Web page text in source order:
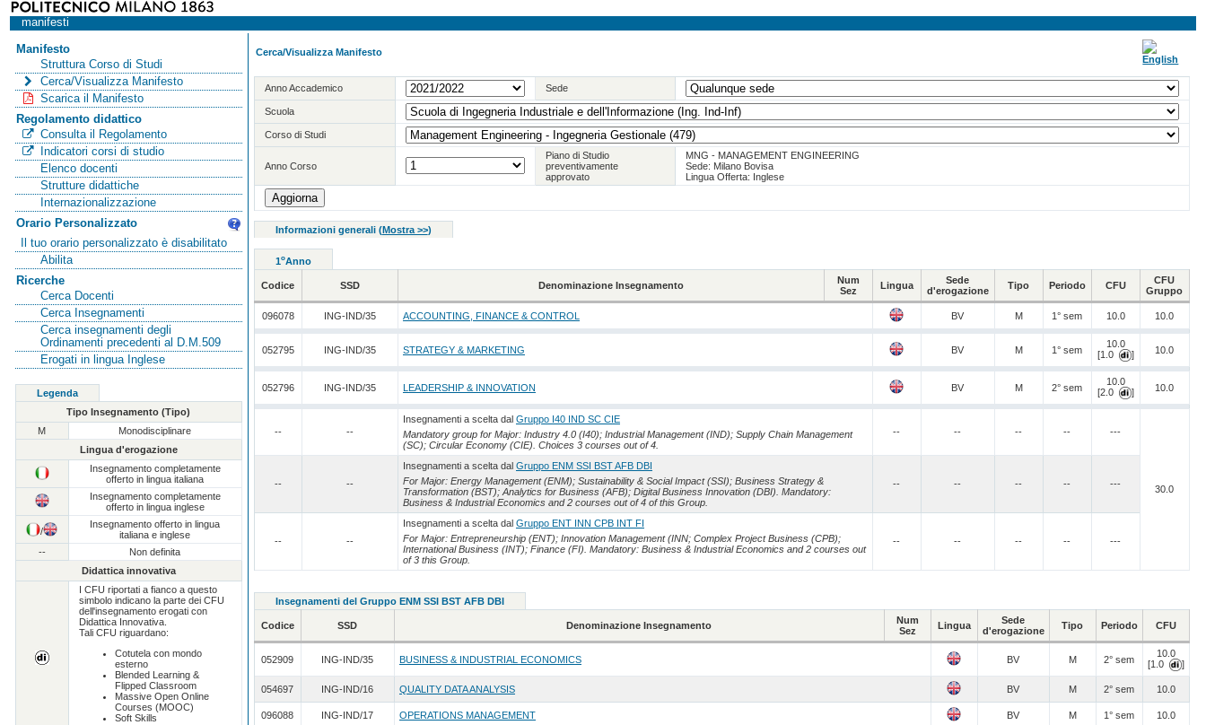
manifesti
Manifesto
Struttura Corso di Studi
Cerca/Visualizza Manifesto
Scarica il Manifesto
Regolamento didattico
Consulta il Regolamento
Indicatori corsi di studio
Elenco docenti
Strutture didattiche
Internazionalizzazione
Orario Personalizzato
Il tuo orario personalizzato è disabilitato
Abilita
Ricerche
Cerca Docenti
Cerca Insegnamenti
Cerca insegnamenti degli
Ordinamenti precedenti al D.M.509
Erogati in lingua Inglese
Legenda
Tipo Insegnamento (Tipo)
M
Monodisciplinare
Lingua d'erogazione
Insegnamento completamente
offerto in lingua italiana
Insegnamento completamente
offerto in lingua inglese
/
Insegnamento offerto in lingua
italiana e inglese
--
Non definita
Didattica innovativa
I CFU riportati a fianco a questo
simbolo indicano la parte dei CFU
dell'insegnamento erogati con
Didattica Innovativa.
Tali CFU riguardano:
Cotutela con mondo
esterno
Blended Learning &
Flipped Classroom
Massive Open Online
Courses (MOOC)
Soft Skills
Cerca/Visualizza Manifesto
Anno Accademico Sede
Scuola
Corso di Studi
Anno Corso
Piano di Studio
preventivamente
approvato
MNG - MANAGEMENT ENGINEERING
Sede: Milano Bovisa
Lingua Offerta: Inglese
Informazioni generali (Mostra >>)
1oAnno
Codice SSD Denominazione Insegnamento
Num
Sez
Lingua
Sede
d'erogazione
Tipo Periodo CFU
CFU
Gruppo
096078 ING-IND/35 ACCOUNTING, FINANCE & CONTROL BV M 1° sem 10.0 10.0
052795 ING-IND/35 STRATEGY & MARKETING BV M 1° sem
10.0
[1.0
] 10.0
052796 ING-IND/35 LEADERSHIP & INNOVATION BV M 2° sem
10.0
[2.0
] 10.0
-- --
Insegnamenti a scelta dal Gruppo I40 IND SC CIE
Mandatory group for Major: Industry 4.0 (I40); Industrial Management (IND); Supply Chain Management
(SC); Circular Economy (CIE). Choices 3 courses out of 4.
-- -- -- -- ---
30.0
-- --
Insegnamenti a scelta dal Gruppo ENM SSI BST AFB DBI
For Major: Energy Management (ENM); Sustainability & Social Impact (SSI); Business Strategy &
Transformation (BST); Analytics for Business (AFB); Digital Business Innovation (DBI). Mandatory:
Business & Industrial Economics and 2 courses out of 4 of this Group.
-- -- -- -- ---
-- --
Insegnamenti a scelta dal Gruppo ENT INN CPB INT FI
For Major: Entrepreneurship (ENT); Innovation Management (INN; Complex Project Business (CPB);
International Business (INT); Finance (FI). Mandatory: Business & Industrial Economics and 2 courses out
of 3 this Group.
-- -- -- -- ---
Insegnamenti del Gruppo ENM SSI BST AFB DBI
Codice SSD Denominazione Insegnamento
Num
Sez
Lingua
Sede
d'erogazione
Tipo Periodo CFU
052909 ING-IND/35 BUSINESS & INDUSTRIAL ECONOMICS BV M 2° sem
10.0
[1.0
]
054697 ING-IND/16 QUALITY DATA ANALYSIS BV M 2° sem 10.0
096088 ING-IND/17 OPERATIONS MANAGEMENT BV M 1° sem 10.0